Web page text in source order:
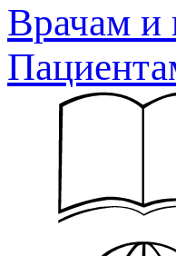
Врачам и